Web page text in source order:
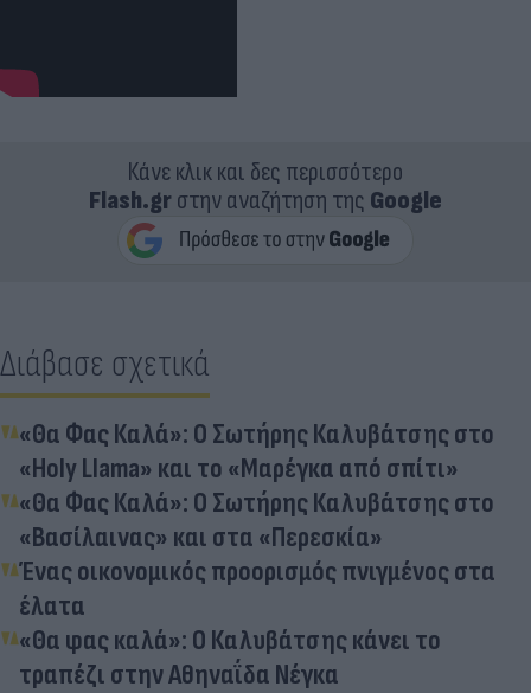
Κάνε κλικ και δες περισσότερο
Flash.grστην αναζήτηση της Google
Διάβασε σχετικά
«Θα Φας Καλά»: Ο Σωτήρης Καλυβάτσης στο
«Holy Llama» και το «Μαρέγκα από σπίτι»
«Θα Φας Καλά»: Ο Σωτήρης Καλυβάτσης στο
«Βασίλαινας» και στα «Περεσκία»
Ένας οικονομικός προορισμός πνιγμένος στα
έλατα
«Θα φας καλά»: Ο Καλυβάτσης κάνει το
τραπέζι στην Αθηναΐδα Νέγκα